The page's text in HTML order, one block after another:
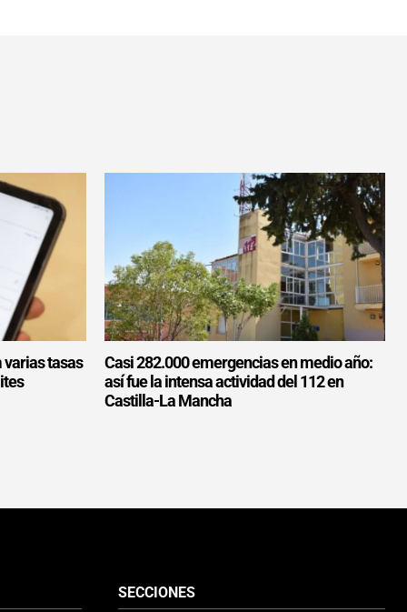
varias tasas
Casi 282.000 emergencias en medio año:
así fue la intensa actividad del 112 en
Castilla-La Mancha
SECCIONES